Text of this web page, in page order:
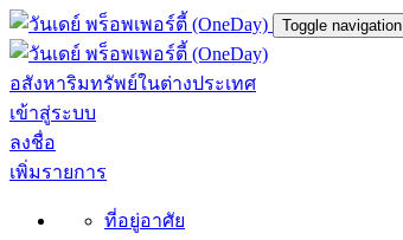
Toggle navigation
อสังหาริมทรัพย์ในต่างประเทศ
เข้าสู่ระบบ
ลงชื่อ
เพิ่มรายการ
ที่อยู่อาศัย